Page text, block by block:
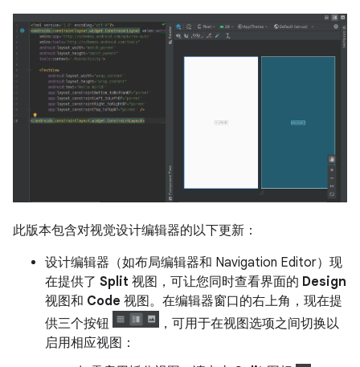
此版本包含对视觉设计编辑器的以下更新：
设计编辑器（如布局编辑器和 Navigation Editor）现
在提供了 Split 视图，可让您同时查看界面的 Design
视图和 Code 视图。在编辑器窗口的右上角，现在提
供三个按钮
，可用于在视图选项之间切换以
启用相应视图：